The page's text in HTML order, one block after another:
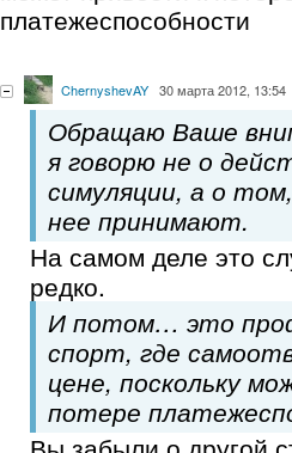
платежеспособности
ChernyshevAY 30 марта 2012, 13:54
Обращаю Ваше
я говорю не о
симуляции, а о
нее принимают.
На самом деле это
редко.
И потом… это
спорт, где
цене, поскольку
потере